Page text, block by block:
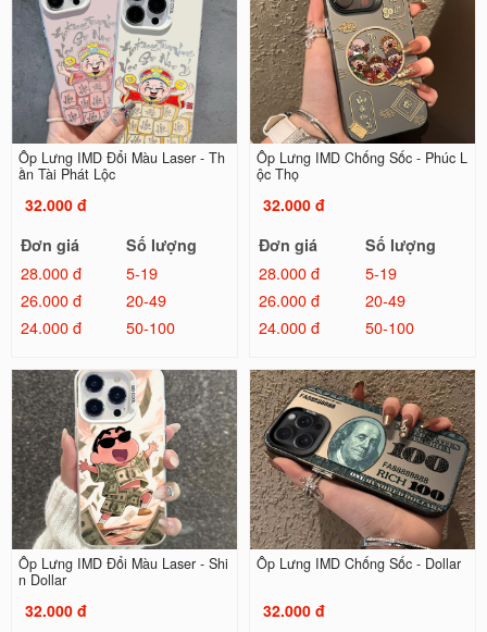
Ốp Lưng IMD Đổi Màu Laser - Th
ần Tài Phát Lộc
32.000 đ
Đơn giá
Số lượng
28.000 đ
5-19
26.000 đ
20-49
24.000 đ
50-100
Ốp Lưng IMD Chống Sốc - Phúc L
ộc Thọ
32.000 đ
Đơn giá
Số lượng
28.000 đ
5-19
26.000 đ
20-49
24.000 đ
50-100
Ốp Lưng IMD Đổi Màu Laser - Shi
n Dollar
32.000 đ
Ốp Lưng IMD Chống Sốc - Dollar
32.000 đ